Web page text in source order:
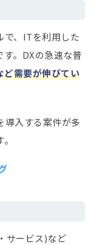
、 ITを利用した
。DXの急速な普
ど需要が伸びてい
導入する案件が多
サービス)など